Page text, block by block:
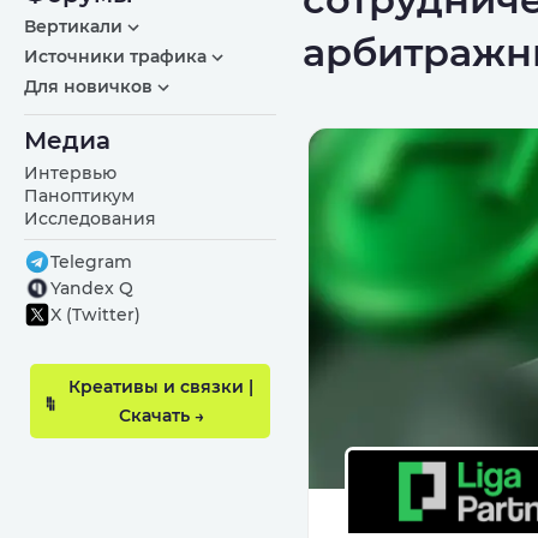
Вертикали
Источники трафика
Для новичков
Медиа
Интервью
Паноптикум
Исследования
Telegram
Yandex Q
X (Twitter)
Креативы и связки |
Скачать →